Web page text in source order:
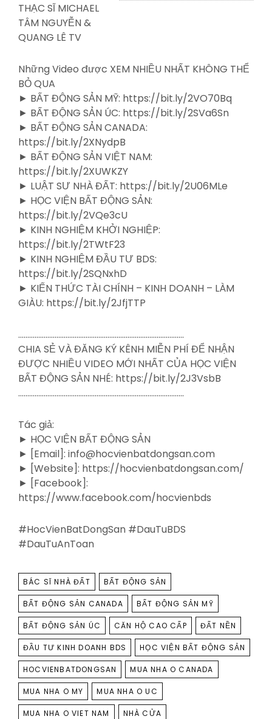
THẠC SĨ MICHAEL
TÂM NGUYỄN &
QUANG LÊ TV
Những Video được XEM NHIỀU NHẤT KHÔNG THỂ
BỎ QUA
► BẤT ĐỘNG SẢN MỸ: https://bit.ly/2VO70Bq
► BẤT ĐỘNG SẢN ÚC: https://bit.ly/2SVa6Sn
► BẤT ĐỘNG SẢN CANADA:
https://bit.ly/2XNydpB
► BẤT ĐỘNG SẢN VIỆT NAM:
https://bit.ly/2XUWKZY
► LUẬT SƯ NHÀ ĐẤT: https://bit.ly/2U06MLe
► HỌC VIỆN BẤT ĐỘNG SẢN:
https://bit.ly/2VQe3cU
► KINH NGHIỆM KHỞI NGHIỆP:
https://bit.ly/2TWtF23
► KINH NGHIỆM ĐẦU TƯ BDS:
https://bit.ly/2SQNxhD
► KIẾN THỨC TÀI CHÍNH – KINH DOANH – LÀM
GIÀU: https://bit.ly/2JfjTTP
……………………………………………………………………………….
CHIA SẺ VÀ ĐĂNG KÝ KÊNH MIỄN PHÍ ĐỂ NHẬN
ĐƯỢC NHIỀU VIDEO MỚI NHẤT CỦA HỌC VIỆN
BẤT ĐỘNG SẢN NHÉ: https://bit.ly/2J3VsbB
……………………………………………………………………………….
Tác giả:
► HỌC VIỆN BẤT ĐỘNG SẢN
► [Email]: info@hocvienbatdongsan.com
► [Website]: https://hocvienbatdongsan.com/
► [Facebook]:
https://www.facebook.com/hocvienbds
#HocVienBatDongSan #DauTuBDS
#DauTuAnToan
TAGS
BÁC SĨ NHÀ ĐẤT BẤT ĐỘNG SẢN
BẤT ĐỘNG SẢN CANADA BẤT ĐỘNG SẢN MỸ
BẤT ĐỘNG SẢN ÚC CĂN HỘ CAO CẤP ĐẤT NỀN
ĐẦU TƯ KINH DOANH BDS HỌC VIỆN BẤT ĐỘNG SẢN
HOCVIENBATDONGSAN MUA NHA O CANADA
MUA NHA O MY MUA NHA O UC
MUA NHA O VIET NAM NHÀ CỬA